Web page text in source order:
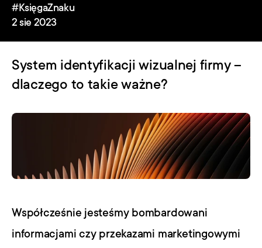
#KsięgaZnaku
2 sie 2023
System identyfikacji wizualnej firmy –
dlaczego to takie ważne?
Współcześnie jesteśmy bombardowani
informacjami czy przekazami marketingowymi